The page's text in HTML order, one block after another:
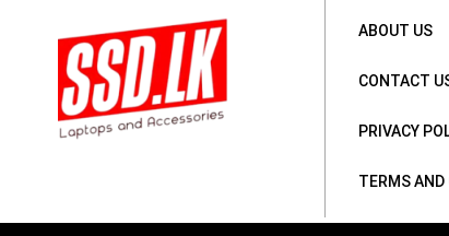
ABOUT US
CONTACT
PRIVACY
TERMS